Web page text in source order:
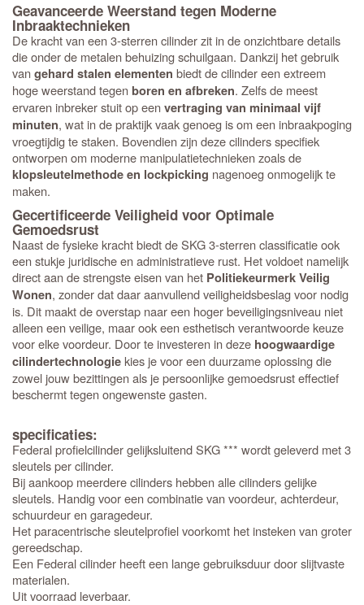
Geavanceerde Weerstand tegen Moderne
Inbraaktechnieken
De kracht van een 3-sterren cilinder zit in de onzichtbare details
die onder de metalen behuizing schuilgaan. Dankzij het gebruik
vangehard stalen elementen biedt de cilinder een extreem
hoge weerstand tegenboren en afbreken. Zelfs de meest
ervaren inbreker stuit op eenvertraging van minimaal vijf
minuten, wat in de praktijk vaak genoeg is om een inbraakpoging
vroegtijdig te staken. Bovendien zijn deze cilinders specifiek
ontworpen om moderne manipulatietechnieken zoals de
klopsleutelmethode en lockpicking nagenoeg onmogelijk te
maken.
Gecertificeerde Veiligheid voor Optimale
Gemoedsrust
Naast de fysieke kracht biedt de SKG 3-sterren classificatie ook
een stukje juridische en administratieve rust. Het voldoet namelijk
direct aan de strengste eisen van het Politiekeurmerk Veilig
Wonen, zonder dat daar aanvullend veiligheidsbeslag voor nodig
is. Dit maakt de overstap naar een hoger beveiligingsniveau niet
alleen een veilige, maar ook een esthetisch verantwoorde keuze
voor elke voordeur. Door te investeren in deze hoogwaardige
cilindertechnologiekies je voor een duurzame oplossing die
zowel jouw bezittingen als je persoonlijke gemoedsrust effectief
beschermt tegen ongewenste gasten.
specificaties:
Federal profielcilinder gelijksluitend SKG *** wordt geleverd met 3
sleutels per cilinder.
Bij aankoop meerdere cilinders hebben alle cilinders gelijke
sleutels. Handig voor een combinatie van voordeur, achterdeur,
schuurdeur en garagedeur.
Het paracentrische sleutelprofiel voorkomt het insteken van groter
gereedschap.
Een Federal cilinder heeft een lange gebruiksduur door slijtvaste
materialen.
Uit voorraad leverbaar.